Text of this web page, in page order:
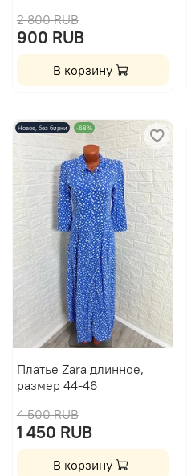
2 800 RUB
900 RUB
В корзину
Новое, без бирки -68%
Платье Zara длинное,
размер 44-46
4 500 RUB
1 450 RUB
В корзину